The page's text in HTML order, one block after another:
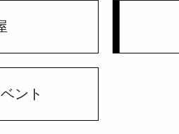
ント